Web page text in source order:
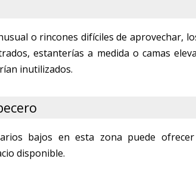
o rincones difíciles de aprovechar,
estanterías a medida o camas
inutilizados.
bajos en esta zona puede ofrecer
disponible.